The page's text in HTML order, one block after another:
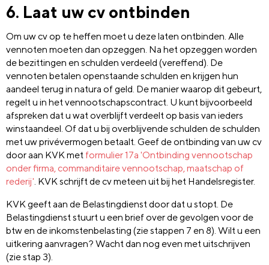
6. Laat uw cv ontbinden
Om uw cv op te heffen moet u deze laten ontbinden. Alle
vennoten moeten dan opzeggen. Na het opzeggen worden
de bezittingen en schulden verdeeld (vereffend). De
vennoten betalen openstaande schulden en krijgen hun
aandeel terug in natura of geld. De manier waarop dit gebeurt,
regelt u in het vennootschapscontract. U kunt bijvoorbeeld
afspreken dat u wat overblijft verdeelt op basis van ieders
winstaandeel. Of dat u bij overblijvende schulden de schulden
met uw privévermogen betaalt. Geef de ontbinding van uw cv
door aan KVK met formulier 17a 'Ontbinding vennootschap
onder firma, commanditaire vennootschap, maatschap of
rederij' . KVK schrijft de cv meteen uit bij het Handelsregister.
KVK geeft aan de Belastingdienst door dat u stopt. De
Belastingdienst stuurt u een brief over de gevolgen voor de
btw en de inkomstenbelasting (zie stappen 7 en 8). Wilt u een
uitkering aanvragen? Wacht dan nog even met uitschrijven
(zie stap 3).